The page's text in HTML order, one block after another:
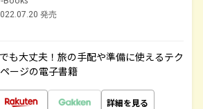
発売
も大丈夫！旅の手配や準備に使えるテク
ージの電子書籍
詳細を見る